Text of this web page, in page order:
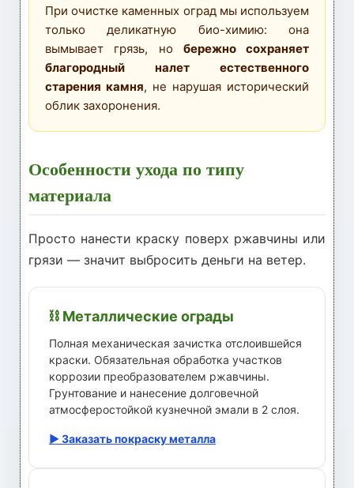
При очистке каменных оград мы используем
только деликатную био-химию: она
вымывает грязь, но бережно сохраняет
благородный налет естественного
старения камня, не нарушая исторический
облик захоронения.
Особенности ухода по типу
материала
Просто нанести краску поверх ржавчины или
грязи — значит выбросить деньги на ветер.
⛓️ Металлические ограды
Полная механическая зачистка отслоившейся
краски. Обязательная обработка участков
коррозии преобразователем ржавчины.
Грунтование и нанесение долговечной
атмосферостойкой кузнечной эмали в 2 слоя.
▶ Заказать покраску металла